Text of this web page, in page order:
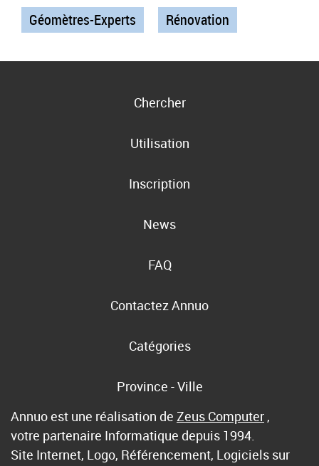
Géomètres-Experts
Rénovation
Chercher
Utilisation
Inscription
News
FAQ
Contactez Annuo
Catégories
Province - Ville
Annuo est une réalisation de Zeus Computer ,
votre partenaire Informatique depuis 1994.
Site Internet, Logo, Référencement, Logiciels sur